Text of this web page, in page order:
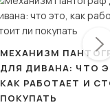
МЕХАНИЗМ
ДЛЯ ДИВАНА: ЧТО
КАК РАБОТАЕТ И
ПОКУПАТЬ